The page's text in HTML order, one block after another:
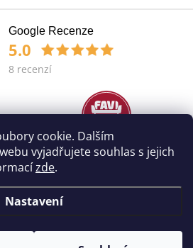
cookie. Dalším
vyjadřujete souhlas s jejich
zde.
Nastavení
Google Recenze
5.0
8 recenzí
. Všechna práva vyhrazena.